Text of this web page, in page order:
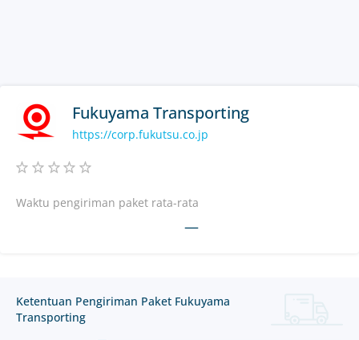
Fukuyama Transporting
https://corp.fukutsu.co.jp
Waktu pengiriman paket rata-rata
—
Ketentuan Pengiriman Paket Fukuyama
Transporting